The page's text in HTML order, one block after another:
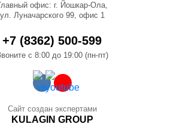
офис: г. Йошкар-Ола,
ул. Луначарского 99, офис 1
+7 (8362) 500-599
с 8:00 до 19:00 (пн-пт)
Сайт создан экспертами
KULAGIN GROUP